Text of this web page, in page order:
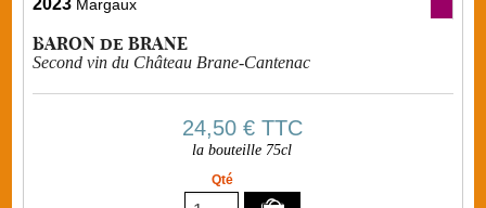
2023 Margaux
BARON de BRANE
Second vin du Château Brane-Cantenac
24,50 €TTC
la bouteille 75cl
Qté